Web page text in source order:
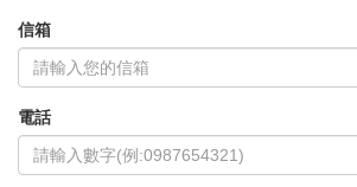
信箱
電話